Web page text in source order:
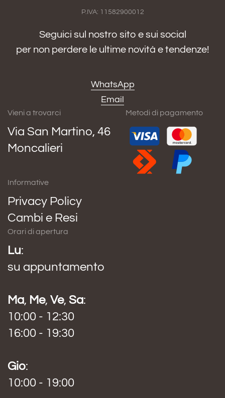
P.IVA: 11582900012
Seguici sul nostro sito e sui social
per non perdere le ultime novità e tendenze!
WhatsApp
Email
Vieni a trovarci
Via San Martino, 46
Moncalieri
Metodi di pagamento
Informative
Privacy Policy
Cambi e Resi
Orari di apertura
Lu:
su appuntamento
Ma, Me, Ve, Sa:
10:00 - 12:30
16:00 - 19:30
Gio:
10:00 - 19:00